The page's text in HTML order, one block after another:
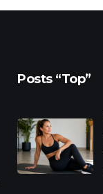
Posts “Top”